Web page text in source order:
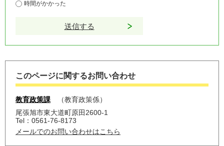
時間がかかった
このページに関するお問い合わせ
教育政策課
教育政策係
尾張旭市東大道町原田2600-1
Tel：0561-76-8173
メールでのお問い合わせはこちら